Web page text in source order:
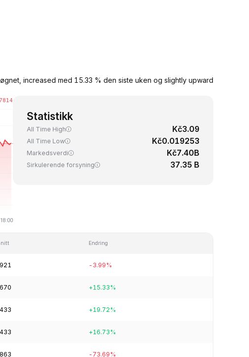
increased med 15.33 % den siste uken og slightly upward
Statistikk
All Time High Kč3.09
All Time Low Kč0.019253
Markedsverdi Kč7.40B
Sirkulerende forsyning 37.35 B
Endring
-3.99%
+15.33%
+19.72%
+16.73%
-73.69%